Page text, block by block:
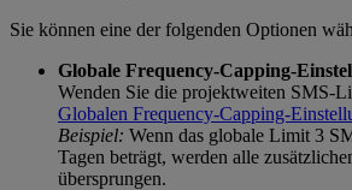
Sie können eine der folgenden Optionen
Globale Frequency-Capping-
Wenden Sie die projektweiten SMS-
Globalen Frequency-Capping-
Beispiel: Wenn das globale Limit 3
Tagen beträgt, werden alle
übersprungen.